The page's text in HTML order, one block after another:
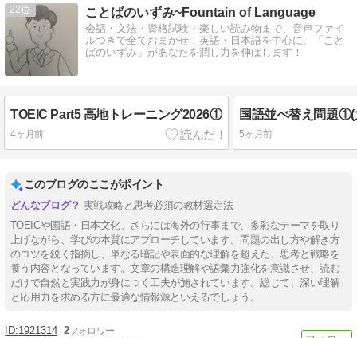
22 ことばのいずみ~Fountain of Language
会話・文法・資格試験・楽しい読み物まで、音声ファイ
ルつきで全ておまかせ！英語・日本語を中心に、「こと
ばのいずみ」があなたを潤し力を伸ばします！
TOEIC Part5 高地トレーニング2026①
4ヶ月前 5ヶ月前
このブログのここがポイント
実戦攻略と思考必須の教材選定法
TOEICや国語・日本文化、さらには海外の行事まで、多彩なテーマを取り
上げながら、学びの本質にアプローチしています。問題の出し方や解き方
のコツを鋭く指摘し、単なる暗記や表面的な理解を超えた、思考と戦略を
養う内容となっています。文章の構造理解や語彙力強化を意識させ、読む
だけで自然と実践力が身につく工夫が施されています。総じて、深い理解
と応用力を求める方に最適な情報源といえるでしょう。
1921314 2